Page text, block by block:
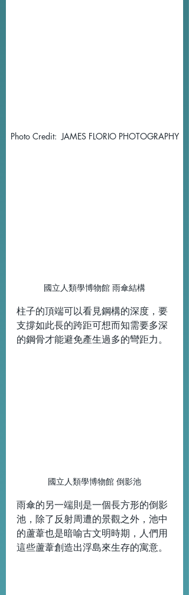
Photo Credit:  JAMES FLORIO PHOTOGRAPHY
國立人類學博物館 雨傘結構
柱子的頂端可以看見鋼構的深度，要
支撐如此長的跨距可想而知需要多深
的鋼骨才能避免產生過多的彎距力。
國立人類學博物館 倒影池
雨傘的另一端則是一個長方形的倒影
池，除了反射周遭的景觀之外，池中
的蘆葦也是暗喻古文明時期，人們用
這些蘆葦創造出浮島來生存的寓意。